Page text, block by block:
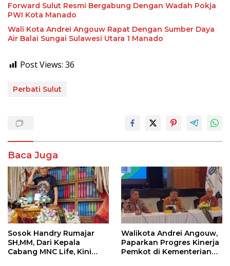
Forward Sulut Resmi Bergabung Dengan Wadah Pokja
PWI Kota Manado
Wali Kota Andrei Angouw Rapat Dengan Sumber Daya
Air Balai Sungai Sulawesi Utara 1 Manado
Post Views: 36
Perbati Sulut
Baca Juga
Sosok Handry Rumajar
SH,MM, Dari Kepala
Cabang MNC Life, Kini
Walikota Andrei Angouw,
Paparkan Progres Kinerja
Pemkot di Kementerian